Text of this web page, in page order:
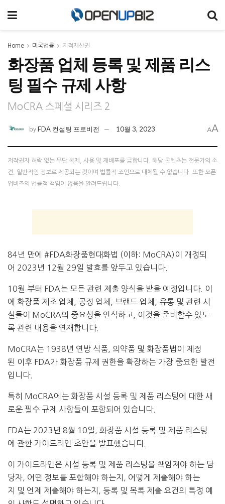
Home 미국법률 지적재산권
화장품 업체 등록 및 제품 리스
팅 필수 규제 사항
MoCRA 스페셜 시리즈 2
by FDA 컨설팅 프로비전 10월 3, 2023 AA
저작권자 허락 없는 무단 복제, 사용 및 재배포를 금합니다. 해당 콘텐츠는 전문가의 소
견, 일반적인 정보로 제공되는 것이며 법률적 조언으로 대체될 수 없습니다. 또한 오픈
업비즈의 법률적 책임이 없음을 알려드립니다.
84년 만에 #FDA화장품현대화법 (이하: MoCRA)이 개정되
어 2023년 12월 29일 발효를 앞두고 있습니다.
10월 부터 FDA는 모든 관련 제출 양식을 받을 예정입니다.
이
에 화장품 제조 업체, 공정 업체, 브랜드 업체, 유통 및 관련 시
설들이 MoCRA의 중요성을 인식하고, 이것을 준비할수 있도
록 관련 내용을 연재합니다.
MoCRA는 1938년 연방 식품, 의약품 및 화장품법이
제정
된 이후 FDA가 화장품 규제 권한을 확장하는 가장 중요한 발전
입니다.
특히 MoCRA에는 화장품 시설 등록 및 제품 리스팅에 대한 새
로운 필수 규제 사항들이 포함되어 있습니다.
FDA는 2023 년 8월 10일, 화장품 시 설 등록 및 제품 리스팅
에 관한 가이드라인 초안을 발표했습니다.
이 가이드라인은 시설 등록 및 제품 리스팅을 책임져야 하는 담
당자, 어떤 정보를 포함해야 하는지 , 어떻게 제출해야 하는
지
및 언제 제출해야 하는지 , 등록 및 목록 제출 요건의 특정 예